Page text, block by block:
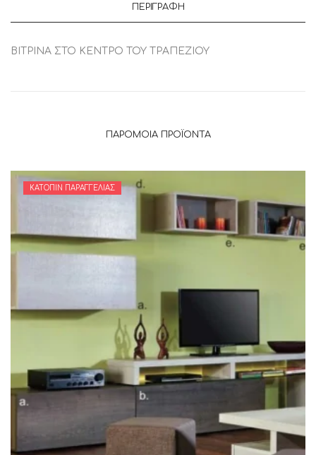
ΠΕΡΙΓΡΑΦΉ
ΒΙΤΡΙΝΑ ΣΤΟ ΚΕΝΤΡΟ ΤΟΥ ΤΡΑΠΕΖΙΟΥ
ΠΑΡΌΜΟΙΑ ΠΡΟΪΌΝΤΑ
ΚΑΤΌΠΙΝ ΠΑΡΑΓΓΕΛΊΑΣ